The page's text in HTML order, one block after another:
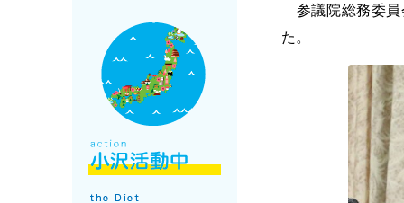
参議院総務委員
た。